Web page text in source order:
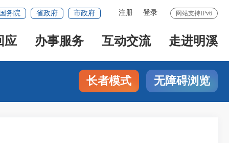
网站支持IPv6
注册 登录
务院 省政府 市政府
应 办事服务 互动交流 走进明溪
长者模式 无障碍浏览